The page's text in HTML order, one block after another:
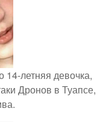
14-летняя девочка,
Дронов в Туапсе,